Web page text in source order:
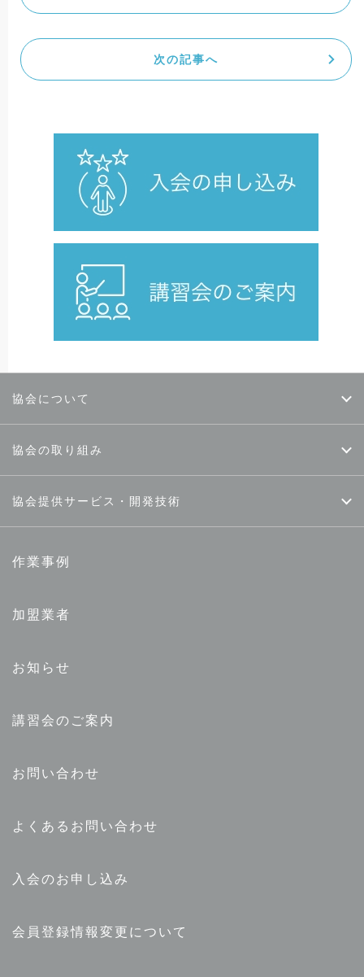
次の記事へ
協会について
協会の取り組み
協会提供サービス・開発技術
作業事例
加盟業者
お知らせ
講習会のご案内
お問い合わせ
よくあるお問い合わせ
入会のお申し込み
会員登録情報変更について